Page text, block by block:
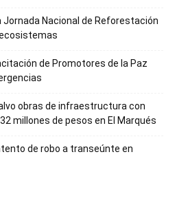
Jornada Nacional de Reforestación
de Promotores de la Paz
obras de infraestructura con
millones de pesos en El Marqués
de robo a transeúnte en